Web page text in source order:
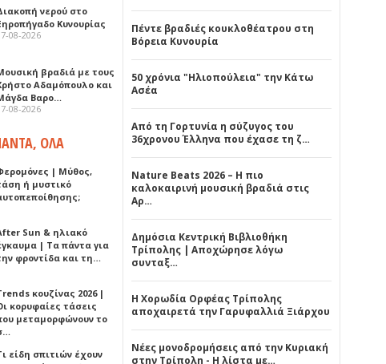
νερού στο
Κυνουρίας
08-2026
βραδιά με τους
Αδαμόπουλο και
Βαρο…
08-2026
ΟΛΑ
| Μύθος,
ή μυστικό
Sun & ηλιακό
| Τα πάντα για
φροντίδα και τη…
κουζίνας 2026 |
κορυφαίες τάσεις
μεταμορφώνουν το
είδη σπιτιών έχουν
Πέντε βραδιές κουκλοθέατρου στη
Βόρεια Κυνουρία
50 χρόνια "Ηλιοπούλεια" την Κάτω
Ασέα
Από τη Γορτυνία η σύζυγος του
36χρονου Έλληνα που έχασε τη ζ…
Nature Beats 2026 – Η πιο
καλοκαιρινή μουσική βραδιά στις
Αρ…
Δημόσια Κεντρική Βιβλιοθήκη
Τρίπολης | Αποχώρησε λόγω
συνταξ…
Η Χορωδία Ορφέας Τρίπολης
αποχαιρετά την Γαρυφαλλιά Ξιάρχου
Νέες μονοδρομήσεις από την Κυριακή
στην Τρίπολη - Η λίστα με…